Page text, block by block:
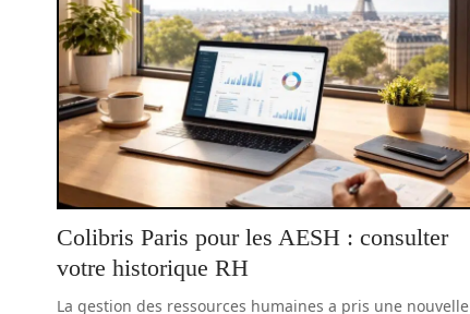
Colibris Paris pour les AESH : consulter
votre historique RH
La gestion des ressources humaines a pris une nouvelle